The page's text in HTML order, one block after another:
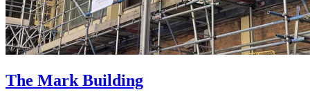
The Mark Building